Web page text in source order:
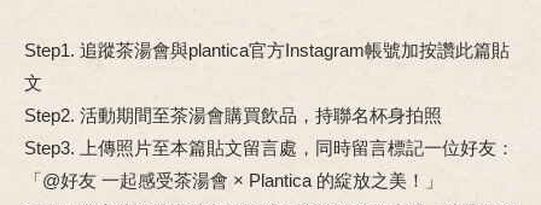
Step1. 追蹤茶湯會與plantica官方Instagram帳號加按讚此篇貼
文
Step2. 活動期間至茶湯會購買飲品，持聯名杯身拍照
Step3. 上傳照片至本篇貼文留言處，同時留言標記一位好友：
「@好友 一起感受茶湯會 × Plantica 的綻放之美！」